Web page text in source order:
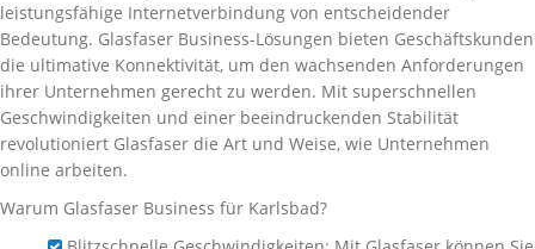
leistungsfähige Internetverbindung von entscheidender
Bedeutung. Glasfaser Business-Lösungen bieten Geschäftskunden
die ultimative Konnektivität, um den wachsenden Anforderungen
ihrer Unternehmen gerecht zu werden. Mit superschnellen
Geschwindigkeiten und einer beeindruckenden Stabilität
revolutioniert Glasfaser die Art und Weise, wie Unternehmen
online arbeiten.
Warum Glasfaser Business für Karlsbad?